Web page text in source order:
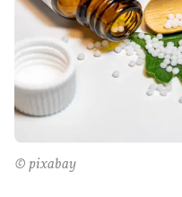
© pixabay